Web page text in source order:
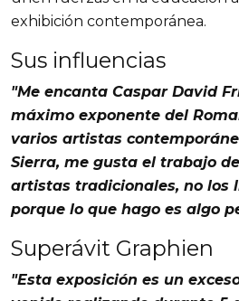
exhibición contemporánea.
Sus influencias
"Me encanta Caspar David
máximo exponente del
varios artistas
Sierra, me gusta el trabajo de
artistas tradicionales, no los
porque lo que hago es algo
Superávit Graphien
"Esta exposición es un